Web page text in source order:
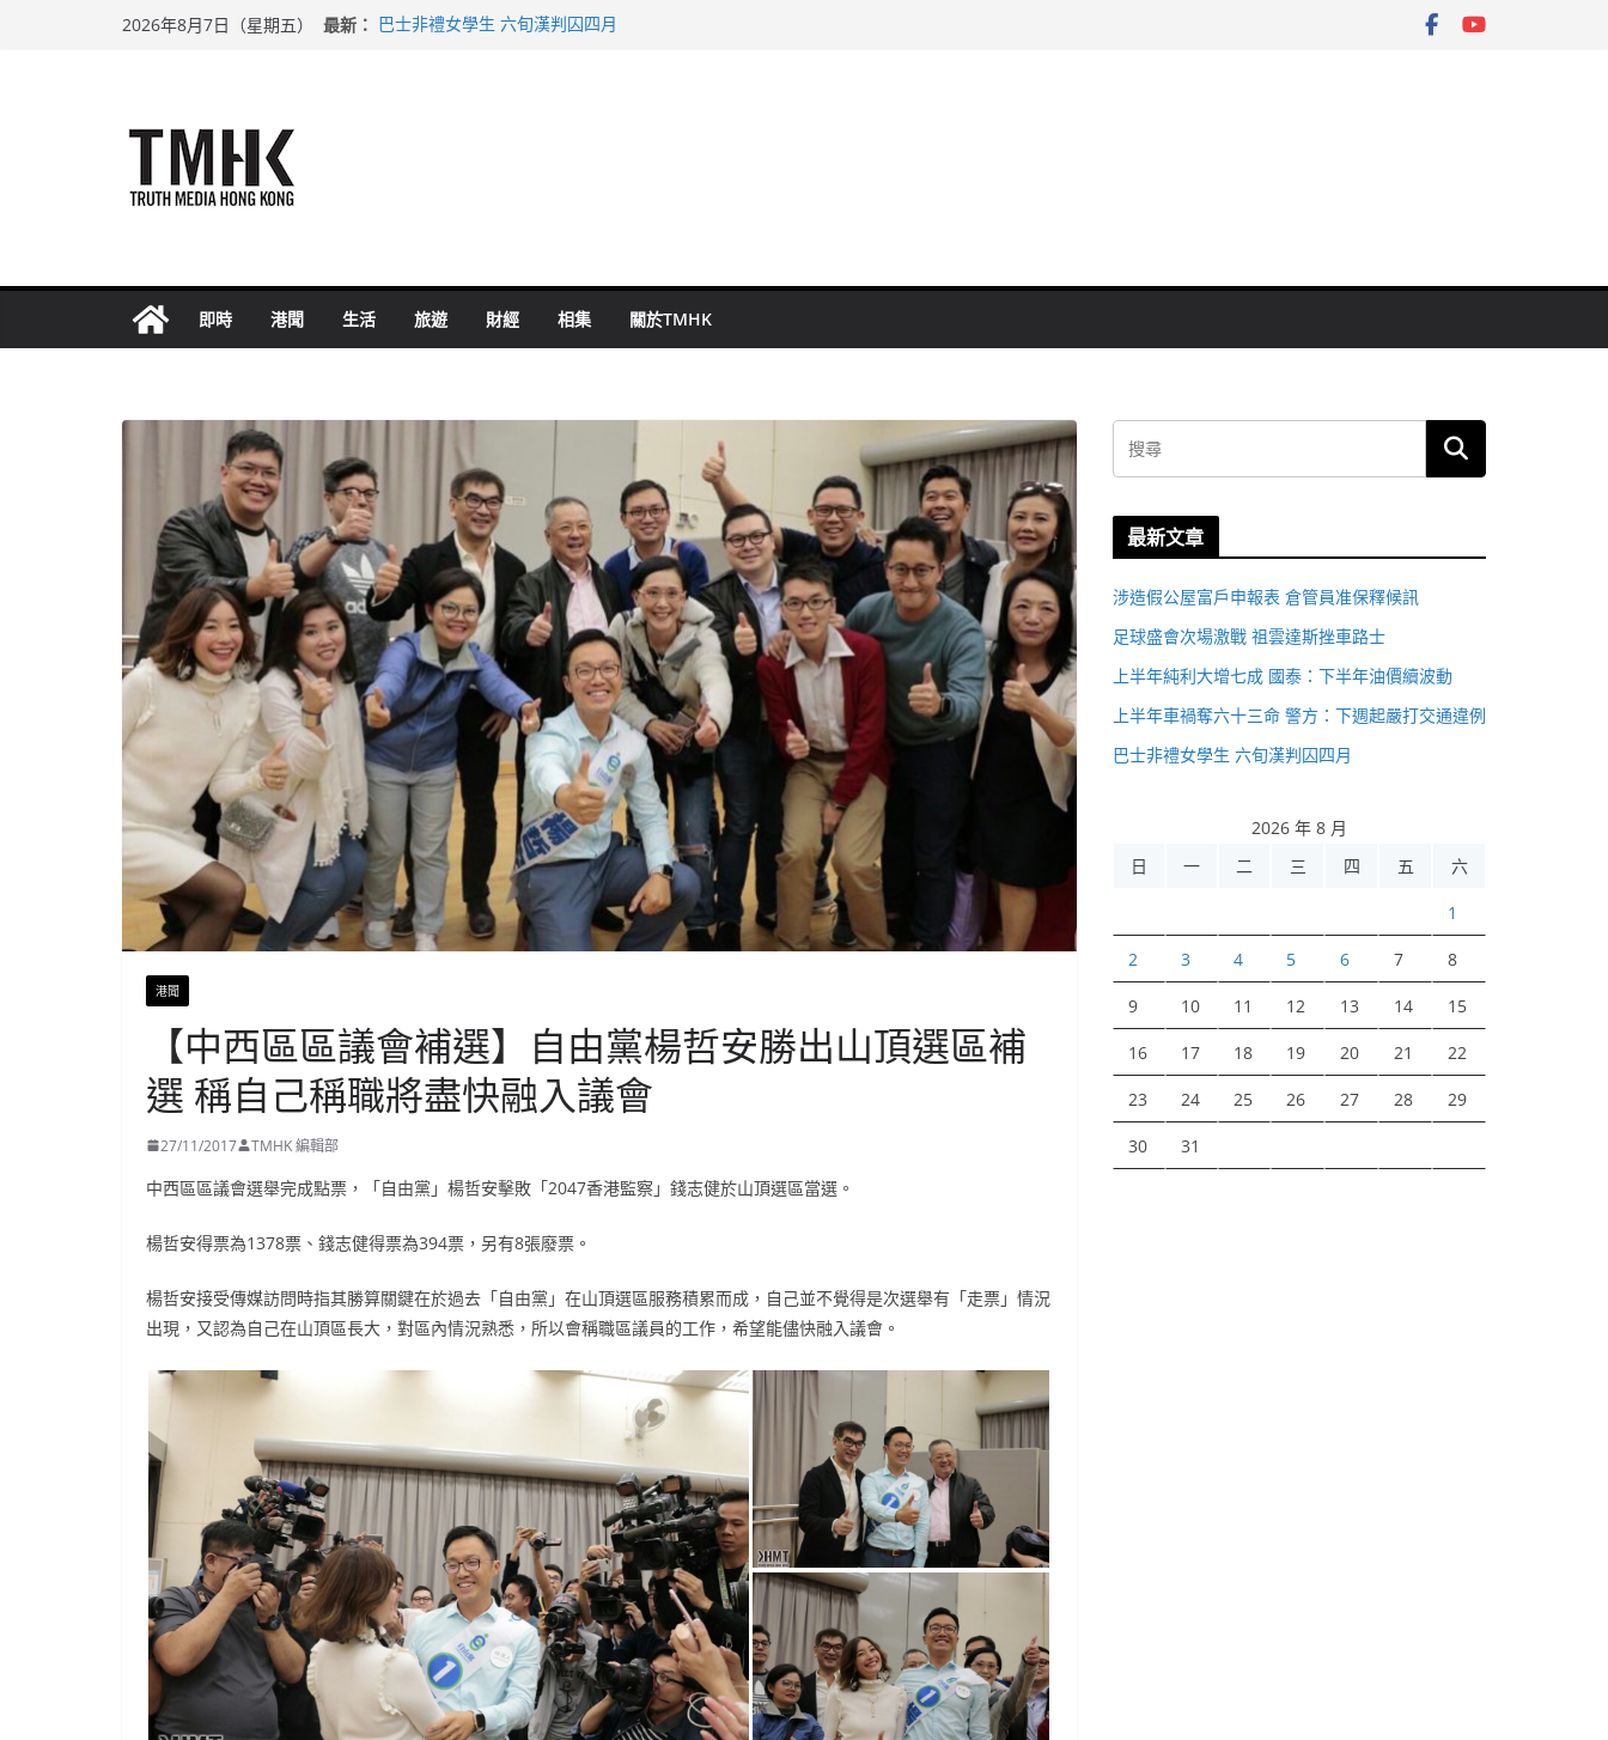
2026年8月7日（星期五） 最新： 巴士非禮女學生 六旬漢判囚四月
即時 港聞 生活 旅遊 財經 相集 關於TMHK
港聞
【中西區區議會補選】自由黨楊哲安勝出山頂選區補
選 稱自己稱職將盡快融入議會
27/11/2017 TMHK 編輯部
中西區區議會選舉完成點票，「自由黨」楊哲安擊敗「2047香港監察」錢志健於山頂選區當選。
楊哲安得票為1378票、錢志健得票為394票，另有8張廢票。
楊哲安接受傳媒訪問時指其勝算關鍵在於過去「自由黨」在山頂選區服務積累而成，自己並不覺得是次選舉有「走票」情況
出現，又認為自己在山頂區長大，對區內情況熟悉，所以會稱職區議員的工作，希望能儘快融入議會。
最新文章
涉造假公屋富戶申報表 倉管員准保釋候訊
足球盛會次場激戰 祖雲達斯挫車路士
上半年純利大增七成 國泰：下半年油價續波動
上半年車禍奪六十三命 警方：下週起嚴打交通違例
巴士非禮女學生 六旬漢判囚四月
2026 年 8 月
日
一 二 三 四 五 六
1
2 3 4 5 6 7 8
9 10 11 12 13 14 15
16 17 18 19 20 21 22
23 24 25 26 27 28 29
30 31